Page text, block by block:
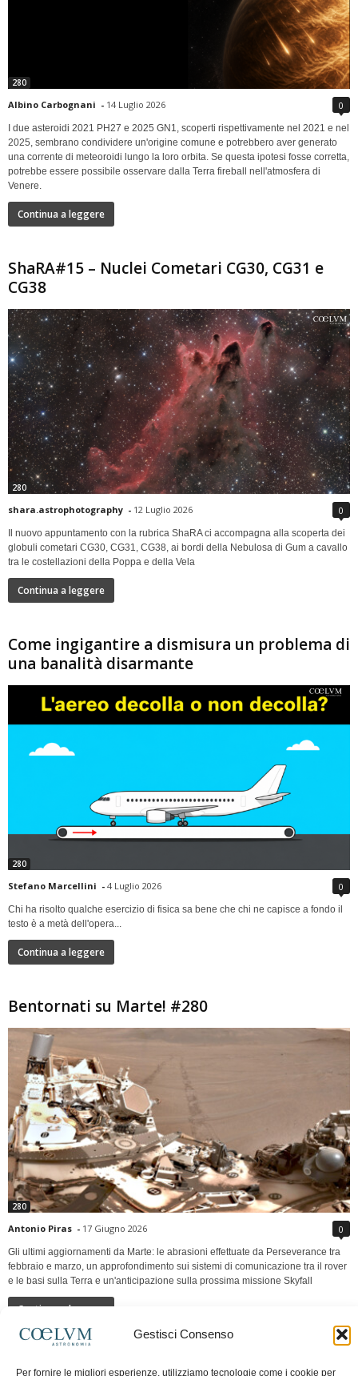
Gestisci Consenso
Per fornire le migliori esperienze, utilizziamo tecnologie come i cookie per
280
Albino Carbognani - 14 Luglio 2026 0
I due asteroidi 2021 PH27 e 2025 GN1, scoperti rispettivamente nel 2021 e nel
2025, sembrano condividere un'origine comune e potrebbero aver generato
una corrente di meteoroidi lungo la loro orbita. Se questa ipotesi fosse corretta,
potrebbe essere possibile osservare dalla Terra fireball nell'atmosfera di
Venere.
Continua a leggere
ShaRA#15 – Nuclei Cometari CG30, CG31 e
CG38
280
shara.astrophotography - 12 Luglio 2026 0
Il nuovo appuntamento con la rubrica ShaRA ci accompagna alla scoperta dei
globuli cometari CG30, CG31, CG38, ai bordi della Nebulosa di Gum a cavallo
tra le costellazioni della Poppa e della Vela
Continua a leggere
Come ingigantire a dismisura un problema di
una banalità disarmante
280
Stefano Marcellini - 4 Luglio 2026 0
Chi ha risolto qualche esercizio di fisica sa bene che chi ne capisce a fondo il
testo è a metà dell'opera...
Continua a leggere
Bentornati su Marte! #280
280
Antonio Piras - 17 Giugno 2026 0
Gli ultimi aggiornamenti da Marte: le abrasioni effettuate da Perseverance tra
febbraio e marzo, un approfondimento sui sistemi di comunicazione tra il rover
e le basi sulla Terra e un'anticipazione sulla prossima missione Skyfall
Continua a leggere